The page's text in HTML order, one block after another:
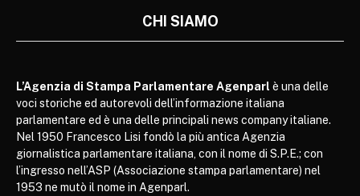
CHI SIAMO
L’Agenzia di Stampa Parlamentare Agenparl è una delle
voci storiche ed autorevoli dell’informazione italiana
parlamentare ed è una delle principali news company italiane.
Nel 1950 Francesco Lisi fondò la più antica Agenzia
giornalistica parlamentare italiana, con il nome di S.P.E.; con
l’ingresso nell’ASP (Associazione stampa parlamentare) nel
1953 ne mutò il nome in Agenparl.